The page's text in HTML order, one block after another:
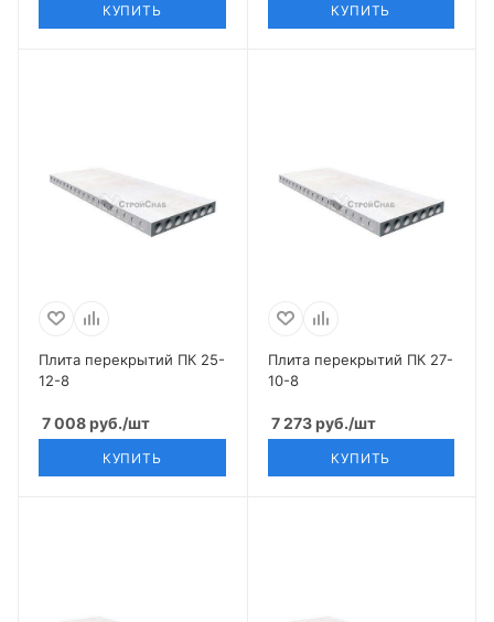
КУПИТЬ КУПИТЬ
Плита перекрытий ПК 25-
12-8
7 008руб./шт
КУПИТЬ
Плита перекрытий ПК 27-
10-8
7 273руб./шт
КУПИТЬ